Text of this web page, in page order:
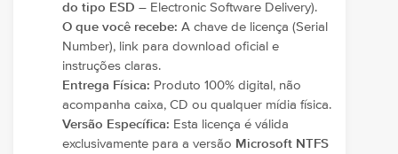
do tipo ESD – Electronic Software Delivery).
O que você recebe: A chave de licença (Serial
Number), link para download oficial e
instruções claras.
Entrega Física: Produto 100% digital, não
acompanha caixa, CD ou qualquer mídia física.
Versão Específica: Esta licença é válida
exclusivamente para a versão Microsoft NTFS